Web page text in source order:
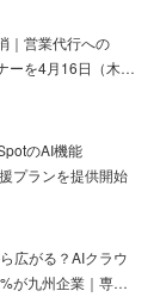
｜営業代行への
ーを4月16日（木…
のAI機能
プランを提供開始
広がる？AIクラウ
が九州企業｜専…